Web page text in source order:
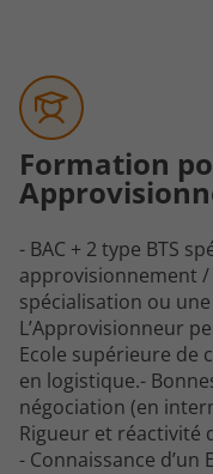
Formation
- BAC + 2 type BTS
approvisionnement
spécialisation ou
L’Approvisionneur
Ecole supérieure de
en logistique.-
négociation (en
Rigueur et réactivité
- Connaissance d’un